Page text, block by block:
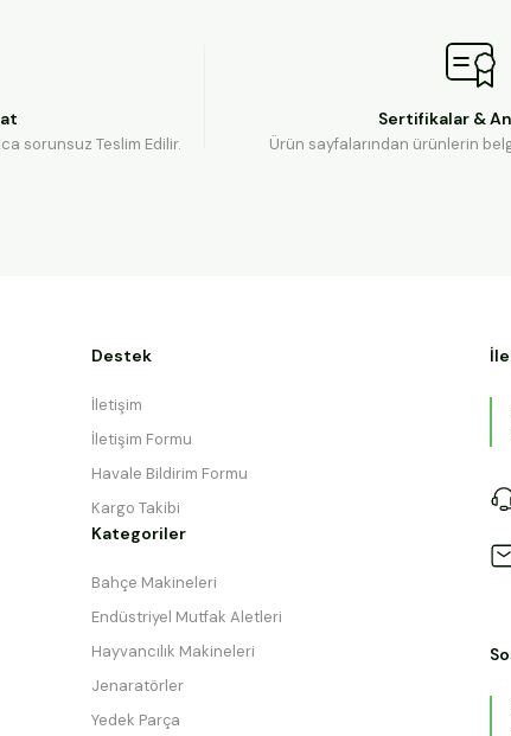
sorunsuz Teslim Edilir.
Sertifikalar &
Ürün sayfalarından ürünlerin
Destek
İletişim
İletişim Formu
Havale Bildirim Formu
Kargo Takibi
Kategoriler
Bahçe Makineleri
Endüstriyel Mutfak Aletleri
Hayvancılık Makineleri
Jenaratörler
Yedek Parça